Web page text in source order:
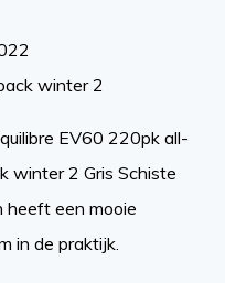
winter 2
EV60 220pk all-
winter 2 Gris Schiste
heeft een mooie
in de praktijk.